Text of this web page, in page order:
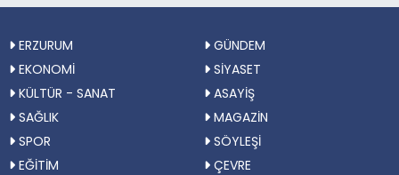
ERZURUM
GÜNDEM
EKONOMİ
SİYASET
KÜLTÜR - SANAT
ASAYİŞ
SAĞLIK
MAGAZİN
SPOR
SÖYLEŞİ
EĞİTİM
ÇEVRE